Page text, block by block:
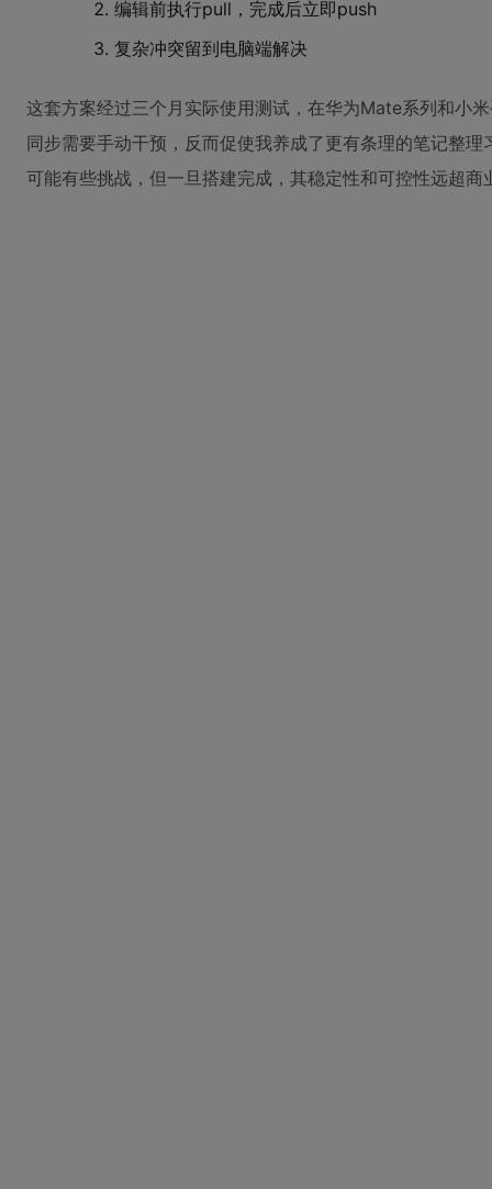
编辑前执行pull，完成后立即push
复杂冲突留到电脑端解决
这套方案经过三个月实际使用测试，在华为Mate系列和小
同步需要手动干预，反而促使我养成了更有条理的笔记整
可能有些挑战，但一旦搭建完成，其稳定性和可控性远超商